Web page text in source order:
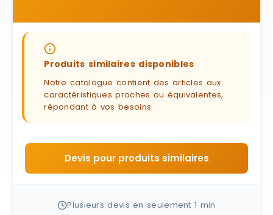
Produits similaires disponibles
Notre catalogue contient des articles aux
caractéristiques proches ou équivalentes,
répondant à vos besoins.
Devis pour produits similaires
Plusieurs devis en seulement 1 min